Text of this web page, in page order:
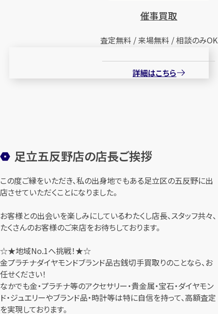
催事買取
査定無料 / 来場無料 / 相談のみOK
詳細はこちら
足立五反野店の店長ご挨拶
この度ご縁をいただき、私の出身地でもある足立区の五反野に出
店させていただくことになりました。
お客様との出会いを楽しみにしているわたくし店長、スタッフ共々、
たくさんのお客様のご来店をお待ちしております。
☆★地域No.1へ挑戦！★☆
金プラチナダイヤモンドブランド品古銭切手買取りのことなら、お
任せください！
なかでも金・プラチナ等のアクセサリー・貴金属・宝石・ダイヤモン
ド・ジュエリーやブランド品・時計等は特に自信を持って、高額査定
を実現しております。